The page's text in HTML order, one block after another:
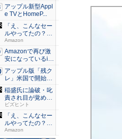
早...
アップル新型Appl
e TVとHomeP...
「え、こんなセー
ルやってたの？」
80％O...
Amazon
Amazonで再び激
安になっているiP
h...
アップル版「残ク
レ」米国で開始 i
Pho...
稲盛氏に論破・叱
責され目が覚め
た。経営者...
ビズヒント
「え、こんなセー
ルやってたの？」
80％O...
Amazon